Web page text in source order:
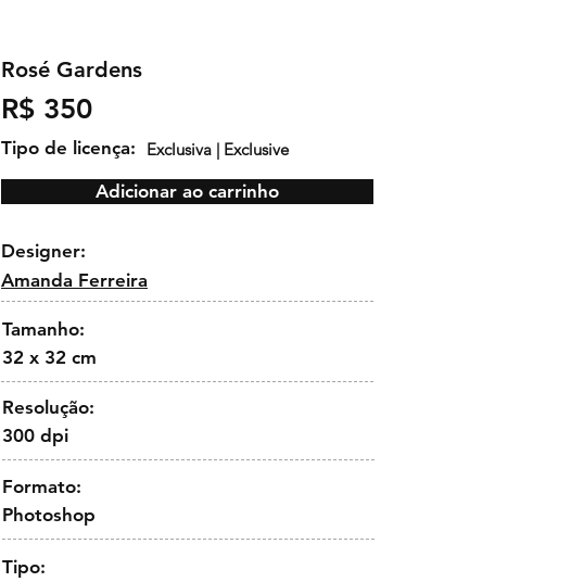
Rosé Gardens
R$ 350
Tipo de licença: Exclusiva | Exclusive
Adicionar ao carrinho
Designer:
Amanda Ferreira
Tamanho:
32 x 32 cm
Resolução:
300 dpi
Formato:
Photoshop
Tipo: